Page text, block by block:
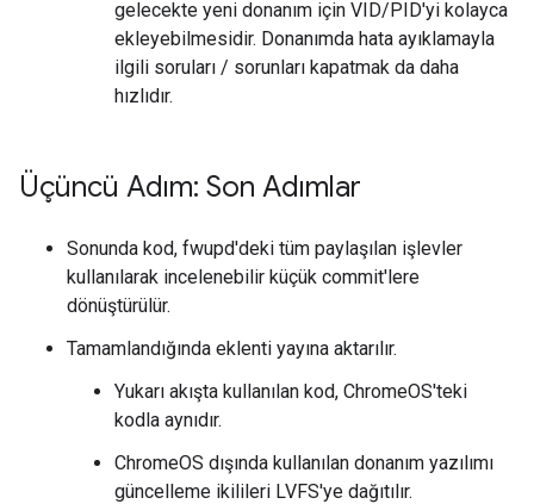
gelecekte yeni donanım için VID/PID'yi kolayca
ekleyebilmesidir. Donanımda hata ayıklamayla
ilgili soruları / sorunları kapatmak da daha
hızlıdır.
Üçüncü Adım: Son Adımlar
Sonunda kod, fwupd'deki tüm paylaşılan işlevler
kullanılarak incelenebilir küçük commit'lere
dönüştürülür.
Tamamlandığında eklenti yayına aktarılır.
Yukarı akışta kullanılan kod, ChromeOS'teki
kodla aynıdır.
ChromeOS dışında kullanılan donanım yazılımı
güncelleme ikilileri LVFS'ye dağıtılır.